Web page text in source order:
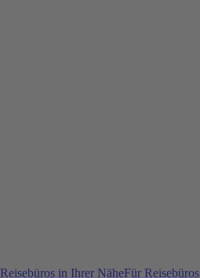
Reisebüros in Ihrer NäheFür Reisebüros